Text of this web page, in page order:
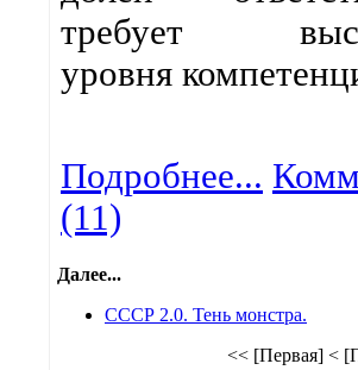
требует
уровня
Подробнее...
(11)
Далее...
СССР 2.0. Тень монстра.
<< [Первая] <